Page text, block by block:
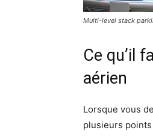
Multi-level stack
Ce qu’il
aérien
Lorsque vous
plusieurs